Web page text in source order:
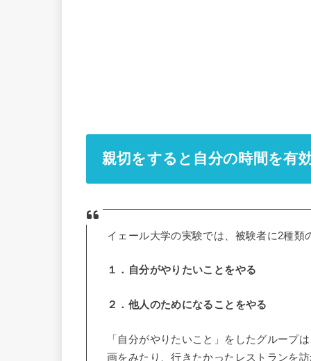
親切をすると自分の時間を有
イェール大学の実験では、被験者に2種類
１．自分がやりたいことをやる
２．他人のためになることをやる
「自分がやりたいこと」をしたグループ
画をみたり、行きたかったレストランを